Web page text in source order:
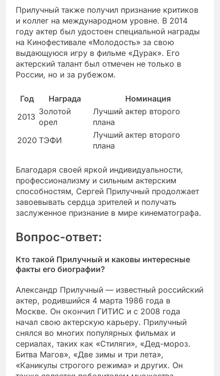
Прилучный также получил признание критиков
и коллег на международном уровне. В 2014
году актер был удостоен специальной награды
на Кинофестивале «Молодость» за свою
выдающуюся игру в фильме «Дурак». Его
актерский талант был отмечен не только в
России, но и за рубежом.
Год Награда
Номинация
2013
Золотой
орел
Лучший актер второго
плана
2020 ТЭФИ
Лучший актер второго
плана
Благодаря своей яркой индивидуальности,
профессионализму и сильным актерским
способностям, Сергей Прилучный продолжает
завоевывать сердца зрителей и получать
заслуженное признание в мире кинематографа.
Вопрос-ответ:
Кто такой Прилучный и каковы интересные
факты его биографии?
Александр Прилучный — известный российский
актер, родившийся 4 марта 1986 года в
Москве. Он окончил ГИТИС и с 2008 года
начал свою актерскую карьеру. Прилучный
снялся во многих популярных фильмах и
сериалах, таких как «Стиляги», «Дед-мороз.
Битва Магов», «Две зимы и три лета»,
«Каникулы строгого режима» и других. Он